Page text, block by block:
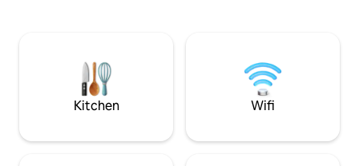
estilo boho, natural y étnico. La
iluminación por la noche es muy
acogedora y romántica y las vistas son
increíbles. Las cristaleras del salón se
queda completamente abierto al mar. En
pools, 2 tennis
and restaurant!
Andalucian
Kitchen Wifi